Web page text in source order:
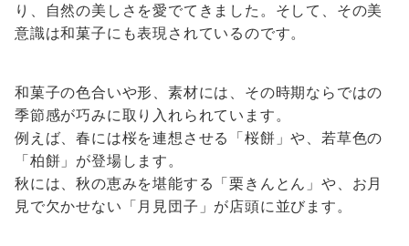
り、自然の美しさを愛でてきました。そして、その美
意識は和菓子にも表現されているのです。
和菓子の色合いや形、素材には、その時期ならではの
季節感が巧みに取り入れられています。
例えば、春には桜を連想させる「桜餅」や、若草色の
「柏餅」が登場します。
秋には、秋の恵みを堪能する「栗きんとん」や、お月
見で欠かせない「月見団子」が店頭に並びます。